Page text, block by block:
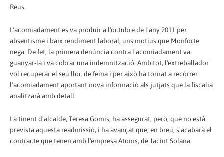
Reus.
L'acomiadament es va produir a l'octubre de l'any 2011 per
absentisme i baix rendiment laboral, uns motius que Monforte
nega. De fet, la primera denúncia contra l'acomiadament va
guanyar-la i va cobrar una indemnització. Amb tot, l'extreballador
vol recuperar el seu lloc de feina i per això ha tornat a recórrer
l'acomiadament aportant nova informació als jutjats que la fiscalia
analitzarà amb detall.
La tinent d'alcalde, Teresa Gomis, ha assegurat, però, que no està
prevista aquesta readmissió, i ha avançat que, en breu, s'acabarà el
contracte que tenen amb l'empresa Atoms, de Jacint Solana.